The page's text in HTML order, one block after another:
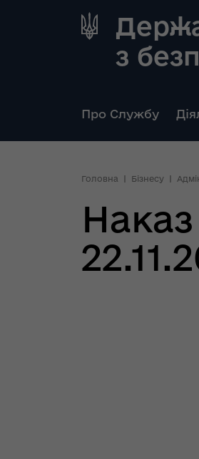
з
Про Службу
Головна Бізнесу